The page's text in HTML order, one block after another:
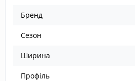
Бренд
Сезон
Ширина
Профіль